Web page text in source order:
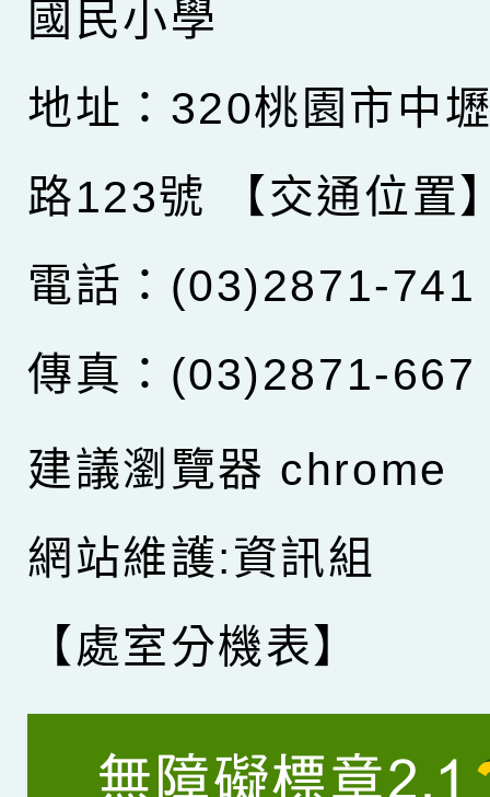
國民小學
地址：320桃園市中
路123號
【交通位置
電話：(03)2871-741
傳真：(03)2871-667
建議瀏覽器 chrome
網站維護:資訊組
【處室分機表】